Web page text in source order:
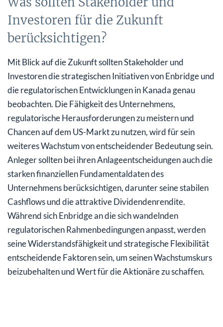
Investoren für die Zukunft
berücksichtigen?
Mit Blick auf die Zukunft sollten Stakeholder und
Investoren die strategischen Initiativen von Enbridge und
die regulatorischen Entwicklungen in Kanada genau
beobachten. Die Fähigkeit des Unternehmens,
regulatorische Herausforderungen zu meistern und
Chancen auf dem US-Markt zu nutzen, wird für sein
weiteres Wachstum von entscheidender Bedeutung sein.
Anleger sollten bei ihren Anlageentscheidungen auch die
starken finanziellen Fundamentaldaten des
Unternehmens berücksichtigen, darunter seine stabilen
Cashflows und die attraktive Dividendenrendite.
Während sich Enbridge an die sich wandelnden
regulatorischen Rahmenbedingungen anpasst, werden
seine Widerstandsfähigkeit und strategische Flexibilität
entscheidende Faktoren sein, um seinen Wachstumskurs
beizubehalten und Wert für die Aktionäre zu schaffen.